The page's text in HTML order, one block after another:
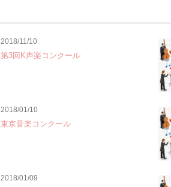
2018/11/10
第3回K声楽コンクール
2018/01/10
東京音楽コンクール
2018/01/09